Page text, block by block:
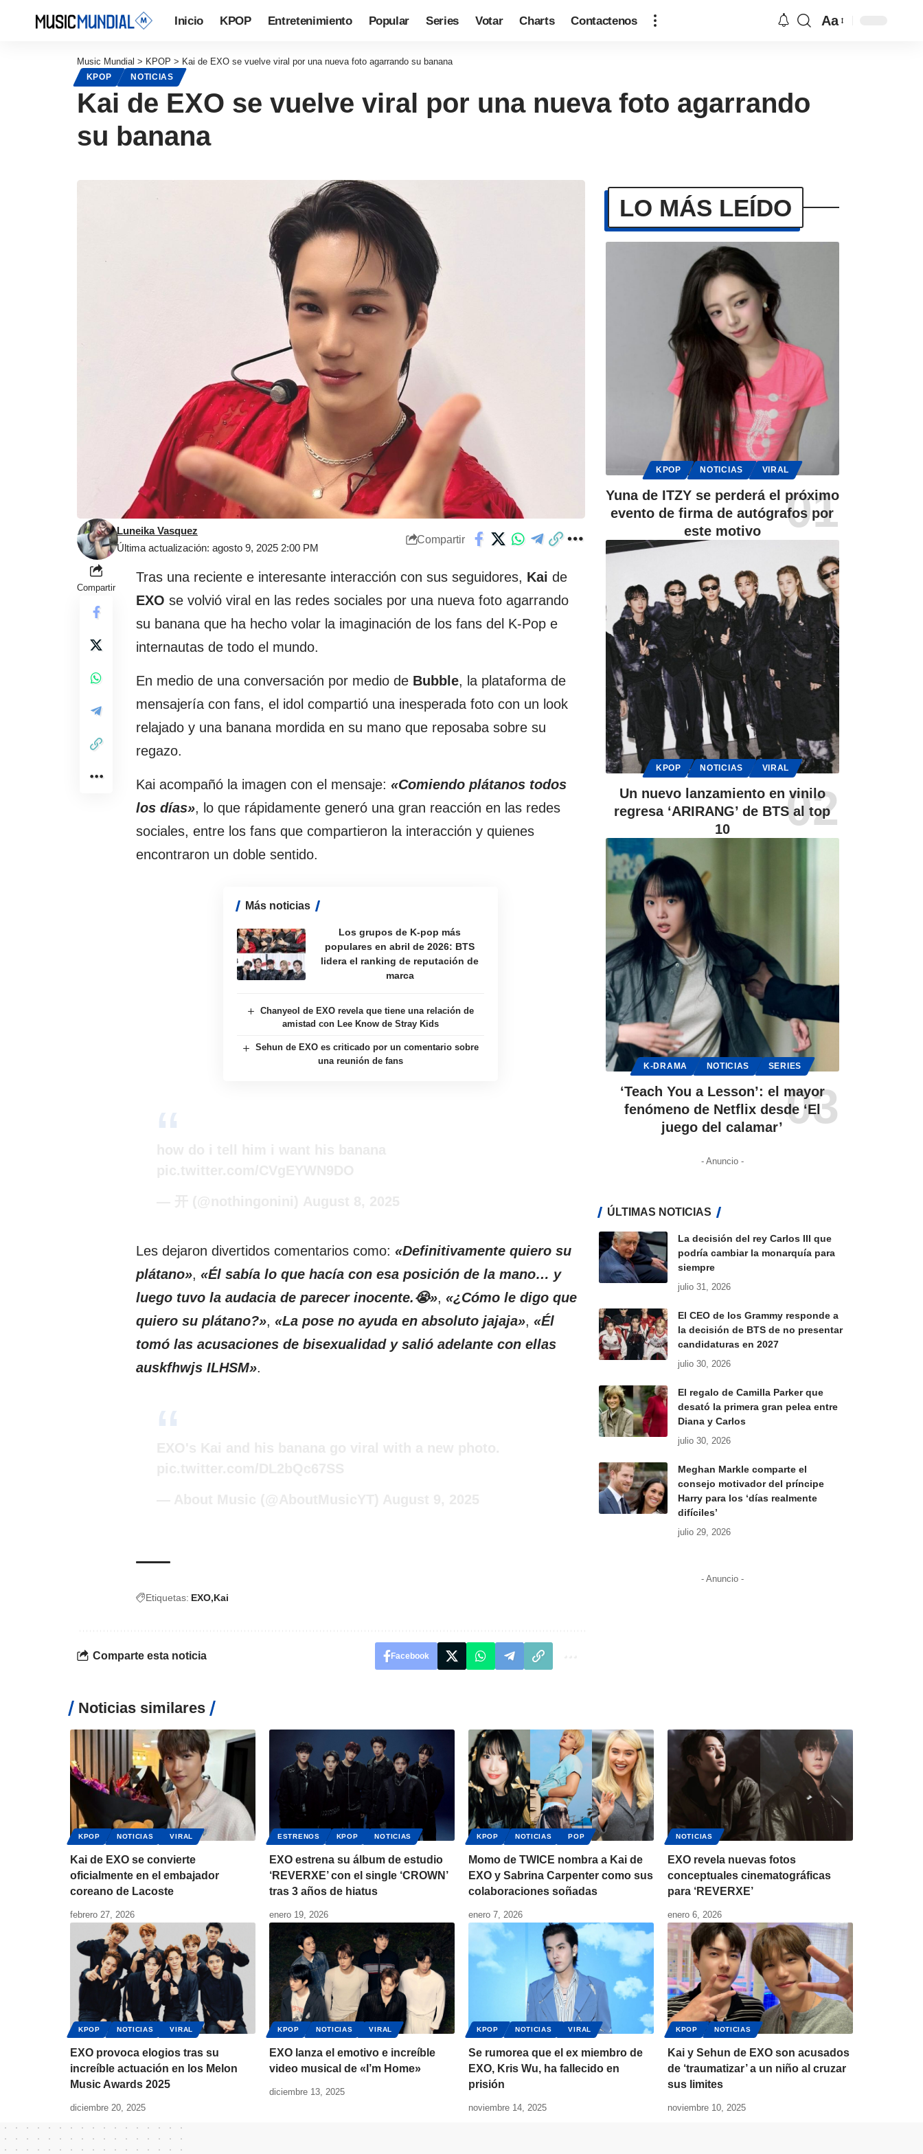
Inicio KPOP Entretenimiento Popular Series Votar Charts Contactenos Aa
Music Mundial > KPOP > Kai de EXO se vuelve viral por una nueva foto agarrando su banana
KPOP NOTICIAS
Kai de EXO se vuelve viral por una nueva foto agarrando
su banana
Última actualización: agosto 9, 2025 2:00 PM
Luneika Vasquez
Compartir
Compartir
Tras una reciente e interesante interacción con sus seguidores, Kai de
EXO se volvió viral en las redes sociales por una nueva foto agarrando
su banana que ha hecho volar la imaginación de los fans del K-Pop e
internautas de todo el mundo.
En medio de una conversación por medio de Bubble, la plataforma de
mensajería con fans, el idol compartió una inesperada foto con un look
relajado y una banana mordida en su mano que reposaba sobre su
regazo.
Kai acompañó la imagen con el mensaje: «Comiendo plátanos todos
los días», lo que rápidamente generó una gran reacción en las redes
sociales, entre los fans que compartieron la interacción y quienes
encontraron un doble sentido.
Más noticias
Los grupos de K-pop más
populares en abril de 2026: BTS
lidera el ranking de reputación de
marca
Chanyeol de EXO revela que tiene una relación de
amistad con Lee Know de Stray Kids
Sehun de EXO es criticado por un comentario sobre
una reunión de fans
Les dejaron divertidos comentarios como: «Definitivamente quiero su
plátano», «Él sabía lo que hacía con esa posición de la mano… y
luego tuvo la audacia de parecer inocente.😭», «¿Cómo le digo que
quiero su plátano?», «La pose no ayuda en absoluto jajaja», «Él
tomó las acusaciones de bisexualidad y salió adelante con ellas
auskfhwjs ILHSM».
Etiquetas: EXO Kai
Comparte esta noticia Facebook
LO MÁS LEÍDO
KPOP NOTICIAS VIRAL
Yuna de ITZY se perderá el próximo
evento de firma de autógrafos por
este motivo
KPOP NOTICIAS VIRAL
Un nuevo lanzamiento en vinilo
regresa ‘ARIRANG’ de BTS al top
10
K-DRAMA NOTICIAS SERIES
‘Teach You a Lesson’: el mayor
fenómeno de Netflix desde ‘El
juego del calamar’
- Anuncio -
ÚLTIMAS NOTICIAS
La decisión del rey Carlos III que
podría cambiar la monarquía para
siempre
julio 31, 2026
El CEO de los Grammy responde a
la decisión de BTS de no presentar
candidaturas en 2027
julio 30, 2026
El regalo de Camilla Parker que
desató la primera gran pelea entre
Diana y Carlos
julio 30, 2026
Meghan Markle comparte el
consejo motivador del príncipe
Harry para los ‘días realmente
difíciles’
julio 29, 2026
- Anuncio -
Noticias similares
KPOP NOTICIAS VIRAL
Kai de EXO se convierte
oficialmente en el embajador
coreano de Lacoste
febrero 27, 2026
ESTRENOS KPOP NOTICIAS
EXO estrena su álbum de estudio
‘REVERXE’ con el single ‘CROWN’
tras 3 años de hiatus
enero 19, 2026
KPOP NOTICIAS POP
Momo de TWICE nombra a Kai de
EXO y Sabrina Carpenter como sus
colaboraciones soñadas
enero 7, 2026
NOTICIAS
EXO revela nuevas fotos
conceptuales cinematográficas
para ‘REVERXE’
enero 6, 2026
KPOP NOTICIAS VIRAL
EXO provoca elogios tras su
increíble actuación en los Melon
Music Awards 2025
diciembre 20, 2025
KPOP NOTICIAS VIRAL
EXO lanza el emotivo e increíble
video musical de «I’m Home»
diciembre 13, 2025
KPOP NOTICIAS VIRAL
Se rumorea que el ex miembro de
EXO, Kris Wu, ha fallecido en
prisión
noviembre 14, 2025
KPOP NOTICIAS
Kai y Sehun de EXO son acusados
de ‘traumatizar’ a un niño al cruzar
sus limites
noviembre 10, 2025